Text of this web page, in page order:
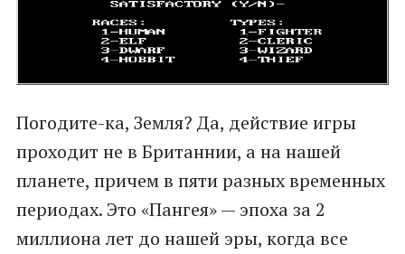
Погодите-ка, Земля? Да, действие игры
проходит не в Британнии, а на нашей
планете, причем в пяти разных временных
периодах. Это «Пангея» — эпоха за 2
миллиона лет до нашей эры, когда все